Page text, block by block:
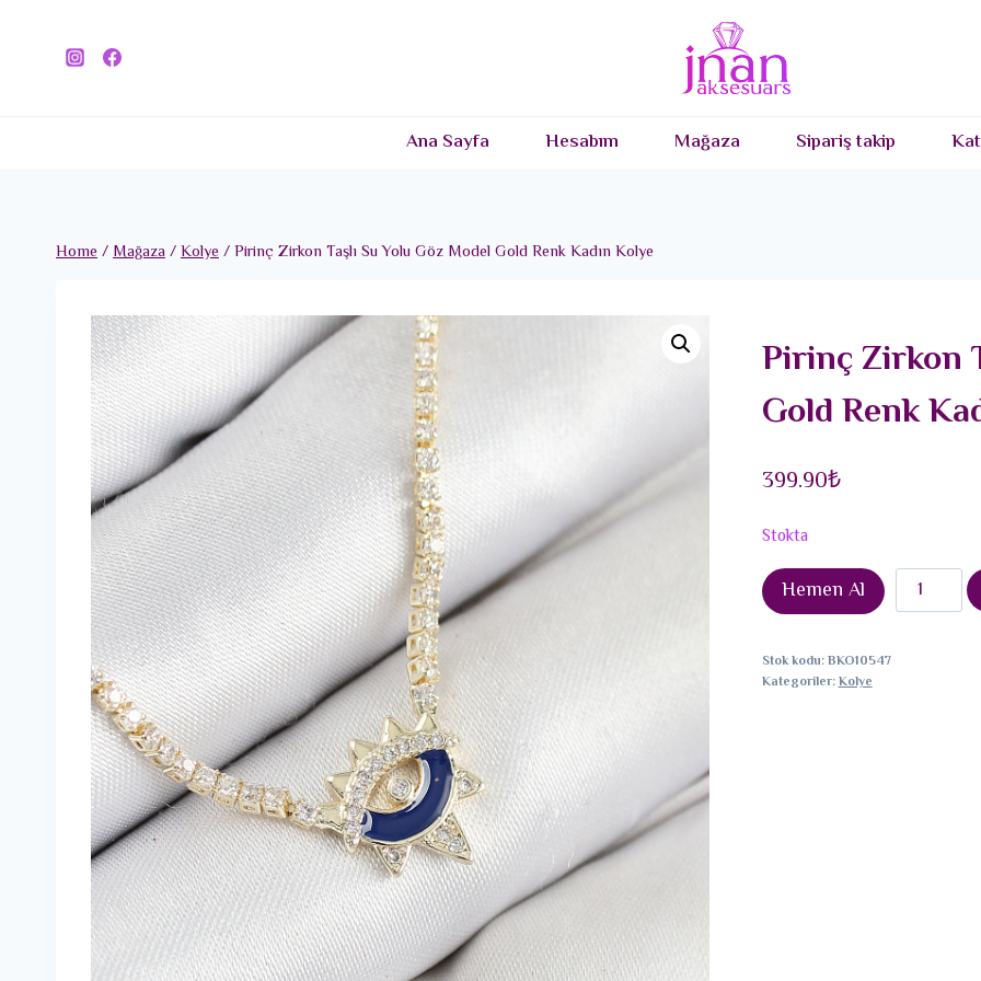
Ana Sayfa Hesabım Mağaza Sipariş takip
Home/Mağaza/Kolye/Pirinç Zirkon Taşlı Su Yolu Göz Model Gold Renk Kadın Kolye
Pirinç Zirkon
Gold Renk
399.90₺
Stokta
Hemen Al
Pirinç
Zirkon
Stok kodu:BKO10547
Kategoriler:Kolye